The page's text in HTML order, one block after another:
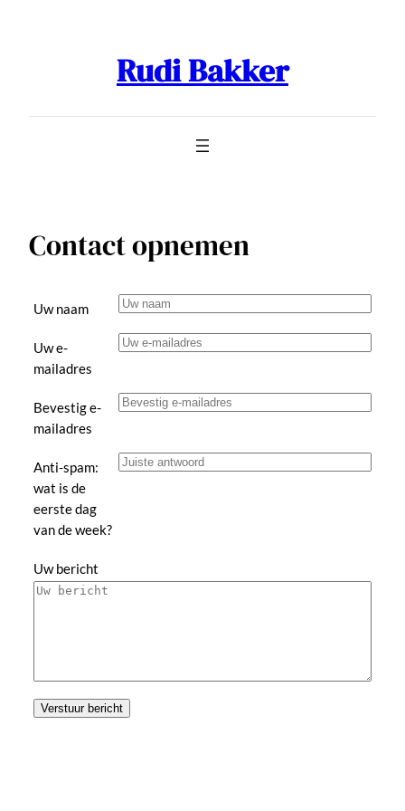
Rudi Bakker
Contact opnemen
Uw naam
Uw e-
mailadres
Bevestig e-
mailadres
Anti-spam:
wat is de
eerste dag
van de week?
Uw bericht